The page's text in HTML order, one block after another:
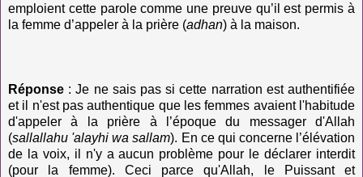
emploient cette parole comme une preuve qu’il est permis à
la femme d’appeler à la prière (adhan) à la maison.
Réponse : Je ne sais pas si cette narration est authentifiée
et il n'est pas authentique que les femmes avaient l'habitude
d'appeler à la prière à l’époque du messager d'Allah
(sallallahu 'alayhi wa sallam). En ce qui concerne l’élévation
de la voix, il n'y a aucun problème pour le déclarer interdit
(pour la femme). Ceci parce qu'Allah, le Puissant et